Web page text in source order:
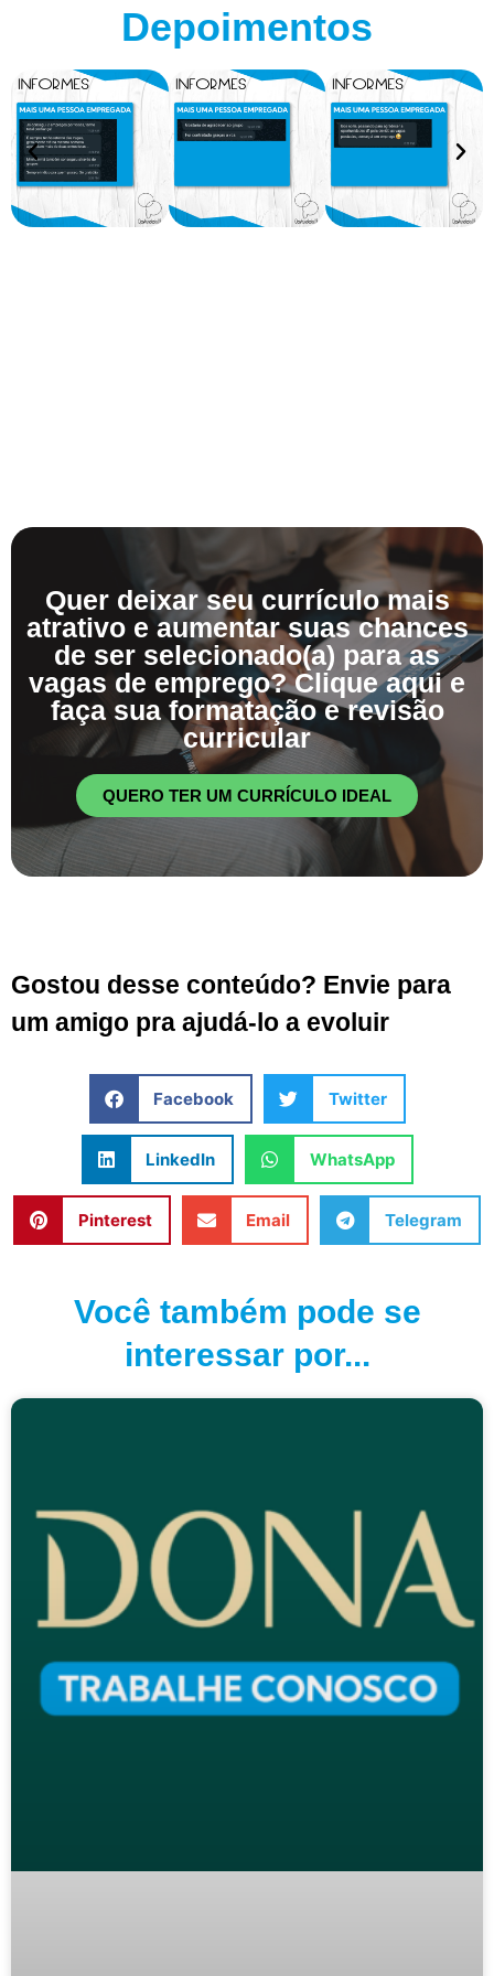
Depoimentos
Quer deixar seu currículo mais
atrativo e aumentar suas chances
de ser selecionado(a) para as
vagas de emprego? Clique aqui e
faça sua formatação e revisão
curricular
QUERO TER UM CURRÍCULO IDEAL
Gostou desse conteúdo? Envie para
um amigo pra ajudá-lo a evoluir
Facebook Twitter
LinkedIn WhatsApp
Pinterest Email Telegram
Você também pode se
interessar por...